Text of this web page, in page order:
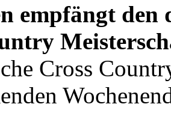
empfängt den
Cross